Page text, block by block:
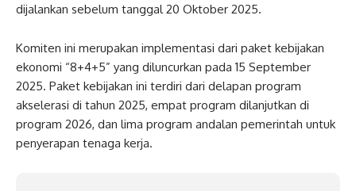
dijalankan sebelum tanggal 20 Oktober 2025.
Komiten ini merupakan implementasi dari paket kebijakan
ekonomi “8+4+5” yang diluncurkan pada 15 September
2025. Paket kebijakan ini terdiri dari delapan program
akselerasi di tahun 2025, empat program dilanjutkan di
program 2026, dan lima program andalan pemerintah untuk
penyerapan tenaga kerja.